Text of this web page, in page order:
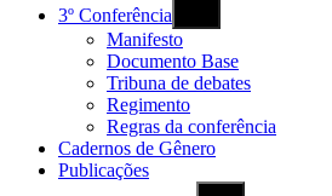
3º Conferência
Manifesto
Documento Base
Tribuna de debates
Regimento
Regras da conferência
Cadernos de Gênero
Publicações